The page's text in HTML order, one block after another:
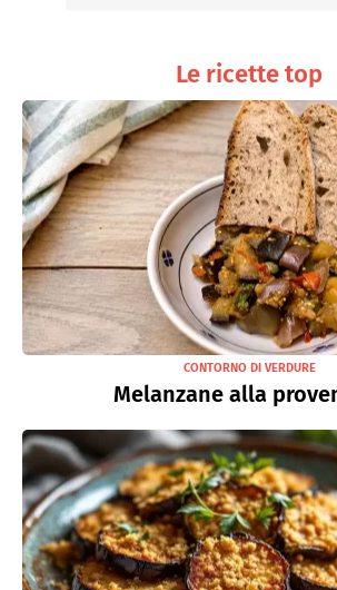
Le ricette top
CONTORNO DI VERDURE
Melanzane alla